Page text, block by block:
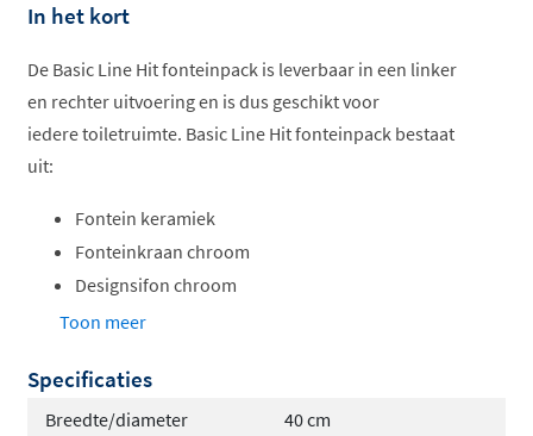
In het kort
De Basic Line Hit fonteinpack is leverbaar in een linker
en rechter uitvoering en is dus geschikt voor
iedere toiletruimte. Basic Line Hit fonteinpack bestaat
uit:
Fontein keramiek
Fonteinkraan chroom
Designsifon chroom
Afvoerplug chroom
Toon meer
Specificaties
Breedte/diameter
40 cm